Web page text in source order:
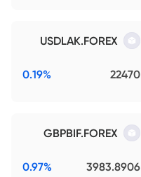
USDLAK.FOREX
22470
0.19%
GBPBIF.FOREX
3983.8906
0.97%